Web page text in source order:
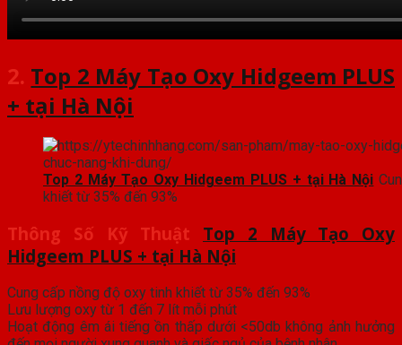
2. Top 2 Máy Tạo Oxy Hidgeem PLUS
+ tại Hà Nội
Top 2 Máy Tạo Oxy Hidgeem PLUS + tại Hà Nội
khiết từ 35% đến 93%
Thông Số Kỹ Thuật Top 2 Máy Tạo Oxy
Hidgeem PLUS + tại Hà Nội
Cung cấp nồng độ oxy tinh khiết từ 35% đến 93%
Lưu lượng oxy từ 1 đến 7 lít mỗi phút
Hoạt động êm ái tiếng ồn thấp dưới <50db không ảnh hưởng